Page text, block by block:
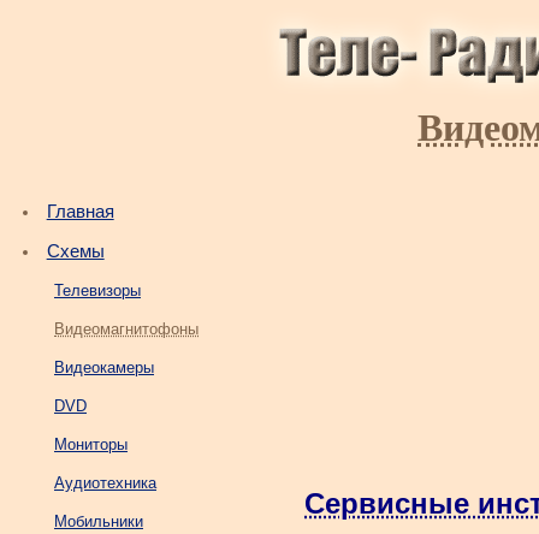
Главная
Схемы
Телевизоры
Видеомагнитофоны
Видеокамеры
DVD
Мониторы
Аудиотехника
Мобильники
Сервисные